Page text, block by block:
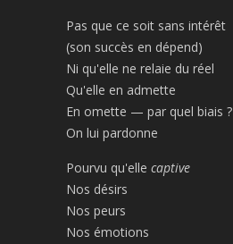
Pas que ce soit sans intérêt
(son succès en dépend)
Ni qu'elle ne relaie du réel
Qu'elle en admette
En omette — par quel biais ?
On lui pardonne
Pourvu qu'elle captive
Nos désirs
Nos peurs
Nos émotions